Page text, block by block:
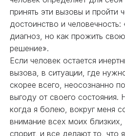
принять эти вызовы и пройти
достоинство и человечность:
диагноз, но как прожить
решение».
Если человек остается
вызова, в ситуации, где
скорее всего, неосознанно
выгоду от своего состояния.
когда я болею, вокруг меня
внимание всех моих
спорит, и все делают то, что